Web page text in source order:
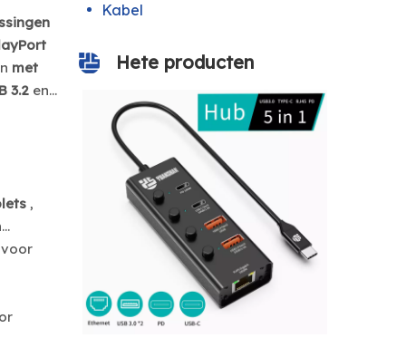
met
3.2 en
,
Kabel
Hete producten
4 IN 1 Type C naar 2 x HDMI 4K60HZ
USB3.0 PD 100W USB C HUB HDMI-
adaptersplitter voor
laptop/Macbook